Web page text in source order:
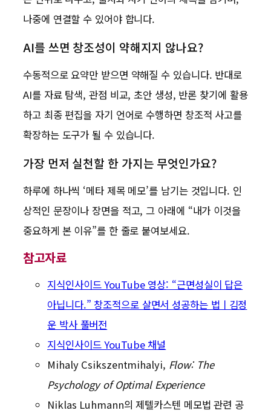
나중에 연결할 수 있어야 합니다.
AI를 쓰면 창조성이 약해지지 않나요?
수동적으로 요약만 받으면 약해질 수 있습니다. 반대로
AI를 자료 탐색, 관점 비교, 초안 생성, 반론 찾기에 활용
하고 최종 편집을 자기 언어로 수행하면 창조적 사고를
확장하는 도구가 될 수 있습니다.
가장 먼저 실천할 한 가지는 무엇인가요?
하루에 하나씩 ‘메타 제목 메모’를 남기는 것입니다. 인
상적인 문장이나 장면을 적고, 그 아래에 “내가 이것을
중요하게 본 이유”를 한 줄로 붙여보세요.
참고자료
지식인사이드 YouTube 영상: “근면성실이 답은
아닙니다.” 창조적으로 살면서 성공하는 법ㅣ김정
운 박사 풀버전
지식인사이드 YouTube 채널
Mihaly Csikszentmihalyi, Flow: The
Psychology of Optimal Experience
Niklas Luhmann의 제텔카스텐 메모법 관련 공